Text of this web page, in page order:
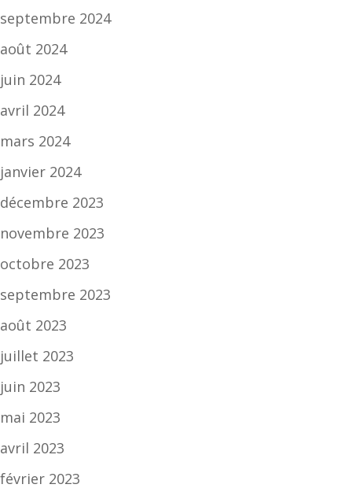
septembre 2024
août 2024
juin 2024
avril 2024
mars 2024
janvier 2024
décembre 2023
novembre 2023
octobre 2023
septembre 2023
août 2023
juillet 2023
juin 2023
mai 2023
avril 2023
février 2023